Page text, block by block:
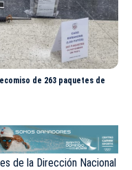
de 263 paquetes de
de la Dirección Nacional